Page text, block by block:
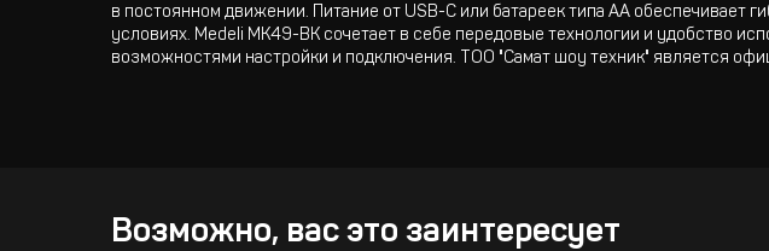
в постоянном движении. Питание от USB-C или батареек типа AA обеспечивает
условиях. Medeli MK49-BK сочетает в себе передовые технологии и удобство
возможностями настройки и подключения. ТОО "Самат шоу техник" является
Возможно, вас это заинтересует